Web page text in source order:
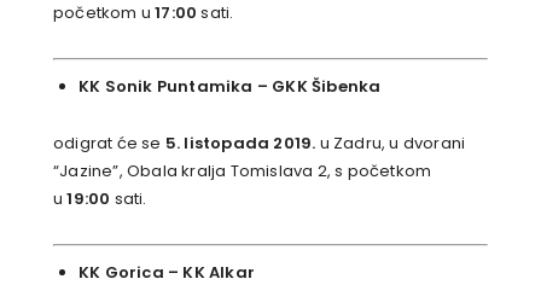
početkom u17:00 sati.
KK Sonik Puntamika – GKK Šibenka
odigrat će se 5. listopada 2019. u Zadru, u dvorani
“Jazine”, Obala kralja Tomislava 2, s početkom
u19:00 sati.
KK Gorica – KK Alkar